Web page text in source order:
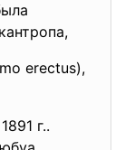
erectus),
г..